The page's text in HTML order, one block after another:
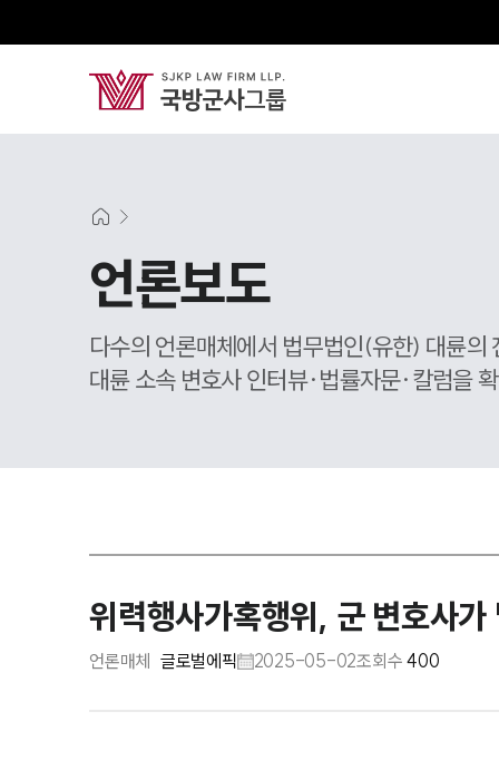
언론보도
다수의 언론매체에서 법무법인(유한) 대륜의
대륜 소속 변호사 인터뷰·법률자문·칼럼을
위력행사가혹행위, 군 변호사가
언론매체 글로벌에픽 2025-05-02조회수 400